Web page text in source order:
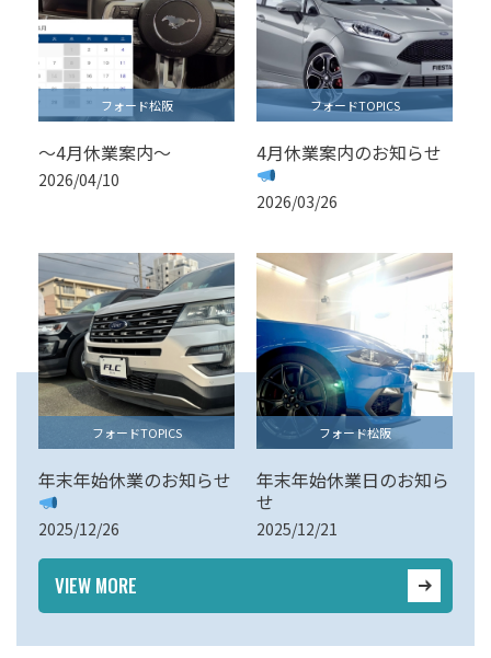
フォード松阪
～4月休業案内～
2026/04/10
フォードTOPICS
4月休業案内のお知らせ
2026/03/26
フォードTOPICS
年末年始休業のお知らせ
2025/12/26
フォード松阪
年末年始休業日のお知ら
せ
2025/12/21
VIEW MORE